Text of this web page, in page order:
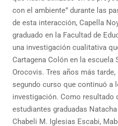
con el ambiente” durante las
de esta interacción, Capella
graduado en la Facultad de
una investigación cualitativa
Cartagena Colón en la escuela
Orocovis. Tres años más
segundo curso que continuó a
investigación. Como resultado
estudiantes graduadas
Chabeli M. Iglesias Escabi,